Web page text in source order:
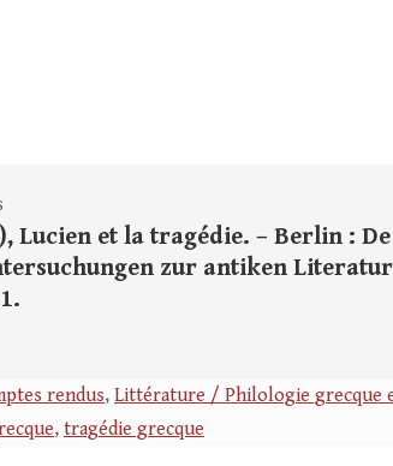
Lucien et la tragédie. – Berlin :
zur antiken Literatur
rendus, Littérature / Philologie grecque
, tragédie grecque